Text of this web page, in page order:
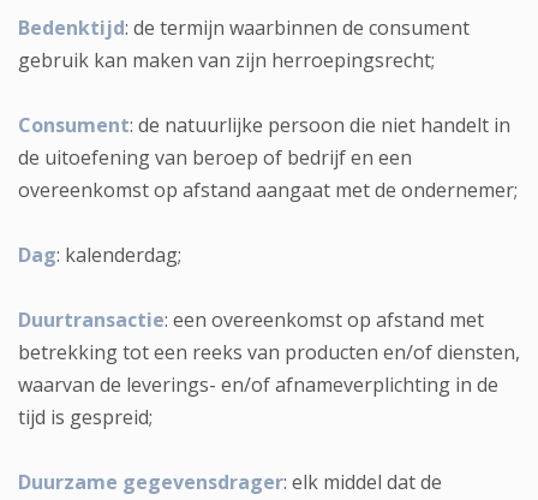
Bedenktijd: de termijn waarbinnen de consument
gebruik kan maken van zijn herroepingsrecht;
Consument: de natuurlijke persoon die niet handelt in
de uitoefening van beroep of bedrijf en een
overeenkomst op afstand aangaat met de ondernemer;
Dag: kalenderdag;
Duurtransactie: een overeenkomst op afstand met
betrekking tot een reeks van producten en/of diensten,
waarvan de leverings- en/of afnameverplichting in de
tijd is gespreid;
Duurzame gegevensdrager: elk middel dat de